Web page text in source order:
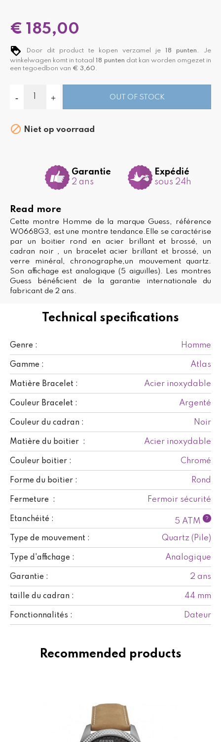
Technical specifications
Genre : Homme
Gamme : Atlas
Matière Bracelet : Acier inoxydable
Couleur Bracelet : Argenté
Couleur du cadran : Noir
Matière du boitier : Acier inoxydable
Couleur boitier : Chromé
Forme du boitier : Rond
Fermeture : Fermoir sécurité
Etanchéité : 5 ATM ?
Type de mouvement : Quartz (Pile)
Type d'affichage : Analogique
Garantie : 2 ans
taille du cadran : 44 mm
Fonctionnalités : Dateur
€ 185,00
Door dit product te kopen verzamel je 18 punten . Je
winkelwagen komt in totaal18 punten dat kan worden omgezet in
een tegoedbon van € 3,60 .
OUT OF STOCK
 Niet op voorraad
Garantie
2 ans
Expédié
sous 24h
Read more
Cette montre Homme de la marque Guess, référence
W0668G3, est une montre tendance.Elle se caractérise
par un boitier rond en acier brillant et brossé, un
cadran noir , un bracelet acier brillant et brossé, un
verre minéral, chronographe,un mouvement quartz.
Son affichage est analogique (5 aiguilles). Les montres
Guess bénéficient de la garantie internationale du
fabricant de 2 ans.
Recommended products